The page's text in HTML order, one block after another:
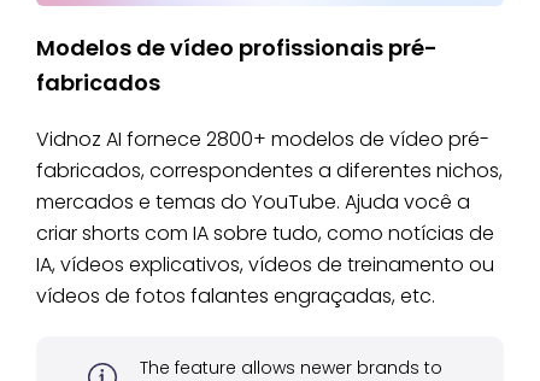
Modelos de vídeo profissionais pré-
fabricados
Vidnoz AI fornece 2800+ modelos de vídeo pré-
fabricados, correspondentes a diferentes nichos,
mercados e temas do YouTube. Ajuda você a
criar shorts com IA sobre tudo, como notícias de
IA, vídeos explicativos, vídeos de treinamento ou
vídeos de fotos falantes engraçadas, etc.
The feature allows newer brands to